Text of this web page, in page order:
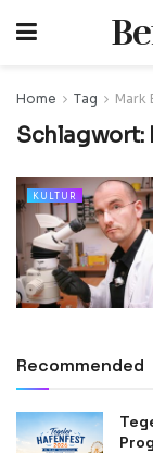
Home Tag Mark
Schlagwort:
KULTUR
Recommended